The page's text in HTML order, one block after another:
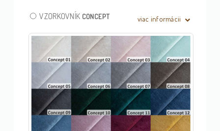
VZORKOVNÍK CONCEPT viac informácii